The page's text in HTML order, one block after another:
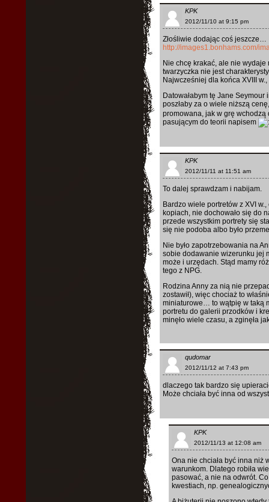
KPK
2012/11/10 at 9:15 pm
Złośliwie dodając coś jeszcze…
http://images1.bonhams.com/
Nie chcę krakać, ale nie wydaje
twarzyczka nie jest
Najwcześniej dla końca XVIII
Datowałabym tę Jane
poszłaby za o wiele niższą
promowana, jak w grę wchodzą
pasującym do teorii napisem
KPK
2012/11/11 at 11:51 am
To dalej sprawdzam i nabijam.
Bardzo wiele portretów z XVI
kopiach, nie dochowało się do
przede wszystkim portrety się
się nie podoba albo było
Nie było zapotrzebowania na
sobie dodawanie wizerunku jej
może i urzędach. Stąd mamy
tego z NPG.
Rodzina Anny za nią nie
zostawił), więc chociaż to
miniaturowe… to wątpię w taką
portretu do galerii przodków i
minęło wiele czasu, a zginęła
qudomar
2012/11/12 at 7:43 pm
dlaczego tak bardzo się
Może chciała być inna od
KPK
2012/11/13 at 12:08 am
Ona nie chciała być inna niż
warunkom. Dlatego robiła
pasować, a nie na odwrót.
kwestiach, np.